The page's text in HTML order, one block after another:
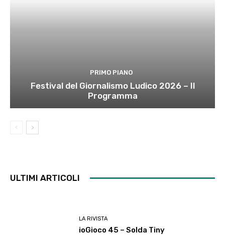
PRIMO PIANO
Festival del Giornalismo Ludico 2026 – Il
Programma
ULTIMI ARTICOLI
LA RIVISTA
ioGioco 45 – Solda Tiny